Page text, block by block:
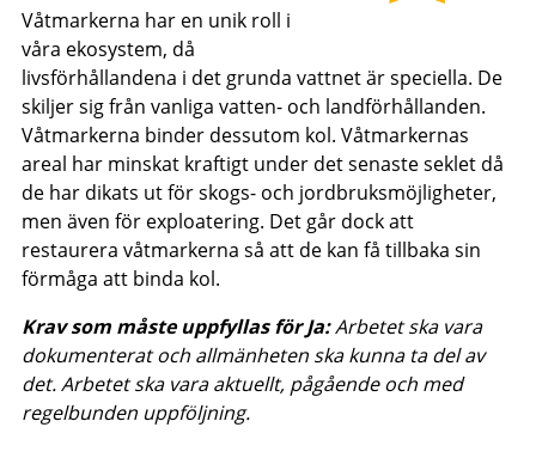
Våtmarkerna har en unik roll i
våra ekosystem, då
livsförhållandena i det grunda vattnet är speciella. De
skiljer sig från vanliga vatten- och landförhållanden.
Våtmarkerna binder dessutom kol. Våtmarkernas
areal har minskat kraftigt under det senaste seklet då
de har dikats ut för skogs- och jordbruksmöjligheter,
men även för exploatering. Det går dock att
restaurera våtmarkerna så att de kan få tillbaka sin
förmåga att binda kol.
Krav som måste uppfyllas för Ja:Arbetet ska vara
dokumenterat och allmänheten ska kunna ta del av
det. Arbetet ska vara aktuellt, pågående och med
regelbunden uppföljning.